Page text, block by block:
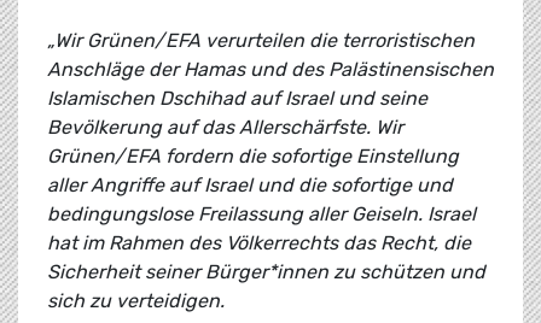
„Wir Grünen/EFA verurteilen die terroristischen
Anschläge der Hamas und des Palästinensischen
Islamischen Dschihad auf Israel und seine
Bevölkerung auf das Allerschärfste. Wir
Grünen/EFA fordern die sofortige Einstellung
aller Angriffe auf Israel und die sofortige und
bedingungslose Freilassung aller Geiseln. Israel
hat im Rahmen des Völkerrechts das Recht, die
Sicherheit seiner Bürger*innen zu schützen und
sich zu verteidigen.